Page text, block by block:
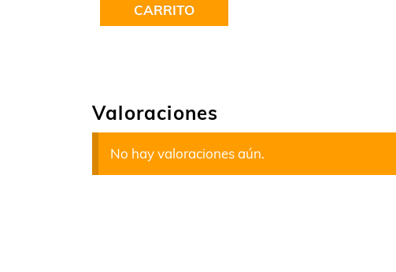
CARRITO
Valoraciones
No hay valoraciones aún.